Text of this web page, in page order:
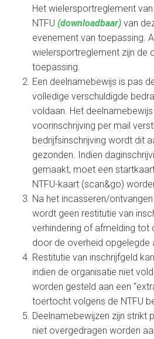
Het wielersportreglement
NTFU (downloadbaar) van
evenement van toepassing.
wielersportreglement zijn de
toepassing.
Een deelnamebewijs is pas
volledige verschuldigde
voldaan. Het
voorinschrijving per mail
bedrijfsinschrijving wordt dit
gezonden. Indien
gemaakt, moet een
NTFU-kaart (scan&go)
Na het incasseren/
wordt geen restitutie van
verhindering of afmelding tot
door de overheid opgelegde
Restitutie van inschrijfgeld
indien de organisatie niet
worden gesteld aan een
toertocht volgens de NTFU
Deelnamebewijzen zijn strikt
niet overgedragen worden